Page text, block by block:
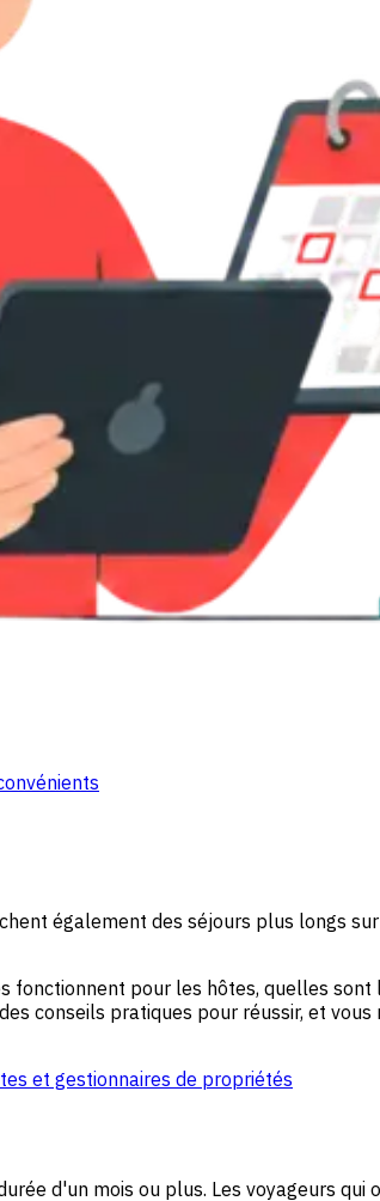
également des séjours plus longs
pour les hôtes, quelles
conseils pratiques pour réussir, et
et gestionnaires de propriétés
d'un mois ou plus. Les voyageurs qui